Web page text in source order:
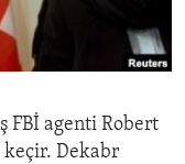
FBİ agenti Robert
keçir. Dekabr